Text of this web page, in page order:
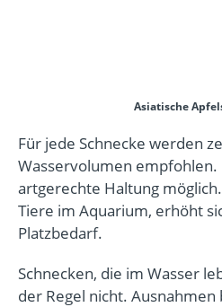
Asiatische
Für jede Schnecke werden
Wasservolumen empfohlen.
artgerechte Haltung
Tiere im Aquarium, erhöht
Platzbedarf.
Schnecken, die im Wasser
der Regel nicht. Ausnahmen